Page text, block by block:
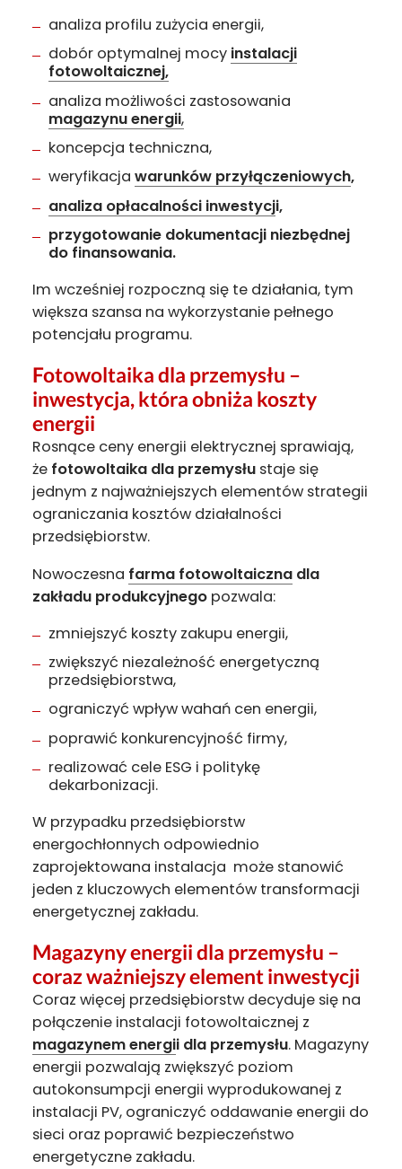
analiza profilu zużycia energii,
dobór optymalnej mocy instalacji
fotowoltaicznej,
analiza możliwości zastosowania
magazynu energii,
koncepcja techniczna,
weryfikacja warunków przyłączeniowych,
analiza opłacalności inwestycji,
przygotowanie dokumentacji niezbędnej
do finansowania.
Im wcześniej rozpoczną się te działania, tym
większa szansa na wykorzystanie pełnego
potencjału programu.
Fotowoltaika dla przemysłu –
inwestycja, która obniża koszty
energii
Rosnące ceny energii elektrycznej sprawiają,
że fotowoltaika dla przemysłu staje się
jednym z najważniejszych elementów strategii
ograniczania kosztów działalności
przedsiębiorstw.
Nowoczesna farma fotowoltaiczna dla
zakładu produkcyjnego pozwala:
zmniejszyć koszty zakupu energii,
zwiększyć niezależność energetyczną
przedsiębiorstwa,
ograniczyć wpływ wahań cen energii,
poprawić konkurencyjność firmy,
realizować cele ESG i politykę
dekarbonizacji.
W przypadku przedsiębiorstw
energochłonnych odpowiednio
zaprojektowana instalacja może stanowić
jeden z kluczowych elementów transformacji
energetycznej zakładu.
Magazyny energii dla przemysłu –
coraz ważniejszy element inwestycji
Coraz więcej przedsiębiorstw decyduje się na
połączenie instalacji fotowoltaicznej z
magazynem energii dla przemysłu. Magazyny
energii pozwalają zwiększyć poziom
autokonsumpcji energii wyprodukowanej z
instalacji PV, ograniczyć oddawanie energii do
sieci oraz poprawić bezpieczeństwo
energetyczne zakładu.